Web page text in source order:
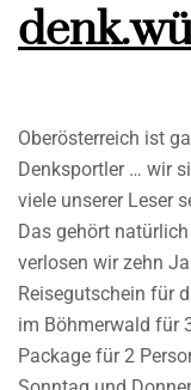
Oberösterreich ist
Denksportler … wir
viele unserer Leser
Das gehört
verlosen wir zehn
Reisegutschein für
im Böhmerwald für
Package für 2